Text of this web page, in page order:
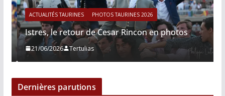
ACTUALITÉS TAURINES PHOTOS TAURINES 2026
Istres, le retour de Cesar Rincon en photos
21/06/2026 Tertulias
Dernières parutions